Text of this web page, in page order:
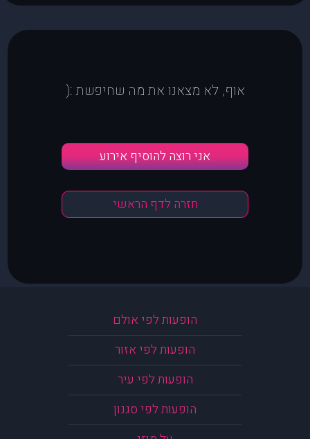
אוף, לא מצאנו את מה שחיפשת :(
אני רוצה להוסיף אירוע
חזרה לדף הראשי
הופעות לפי אולם
הופעות לפי אזור
הופעות לפי עיר
הופעות לפי סגנון